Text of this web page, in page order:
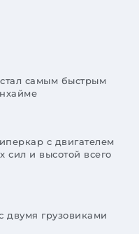
самым быстрым
с двигателем
сил и высотой всего
двумя грузовиками